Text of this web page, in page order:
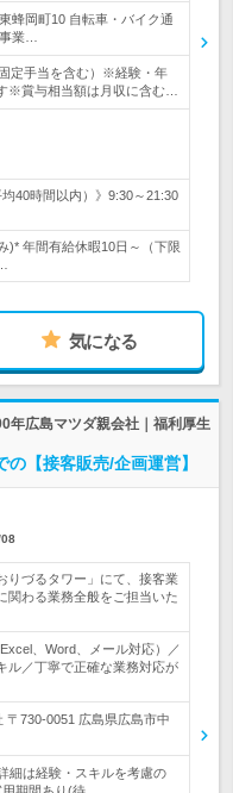
蜂岡町10 自転車・バイク通
業…
定手当を含む）※経験・年
※賞与相当額は月収に含む…
40時間以内）》9:30～21:30
)* 年間有給休暇10日～（下限
気になる
年広島マツダ親会社｜福利厚生
【接客販売/企画運営】
づるタワー」にて、接客業
関わる業務全般をご担当いた
、Word、メール対応）／
ル／丁寧で正確な業務対応が
730-0051 広島県広島市中
細は経験・スキルを考慮の